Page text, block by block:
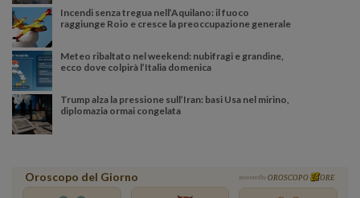
Incendi senza tregua nell’Aquilano: il fuoco
raggiunge Roio e cresce la preoccupazione generale
Meteo ribaltato nel weekend: nubifragi e grandine,
ecco dove colpirà l’Italia domenica
Trump alza la pressione sull’Iran: basi Usa nel mirino,
diplomazia ormai congelata
Oroscopo del Giorno powered by OROSCOPO ORE